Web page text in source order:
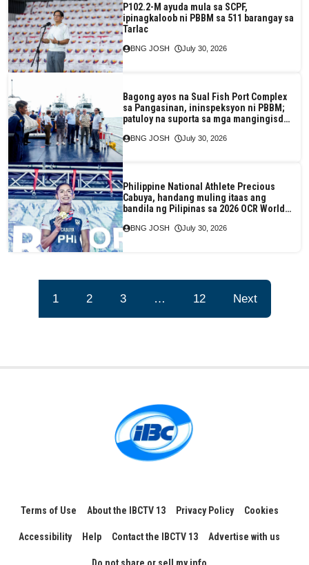
P102.2-M ayuda mula sa SCPF,
ipinagkaloob ni PBBM sa 511 barangay sa
Tarlac
BNG JOSH July 30, 2026
Bagong ayos na Sual Fish Port Complex
sa Pangasinan, ininspeksyon ni PBBM;
patuloy na suporta sa mga mangingisda,
ipinangako
BNG JOSH July 30, 2026
Philippine National Athlete Precious
Cabuya, handang muling itaas ang
bandila ng Pilipinas sa 2026 OCR World
Championships
BNG JOSH July 30, 2026
1 2 3 … 12 Next
Terms of Use About the IBCTV 13 Privacy Policy Cookies
Accessibility Help Contact the IBCTV 13 Advertise with us
Do not share or sell my info